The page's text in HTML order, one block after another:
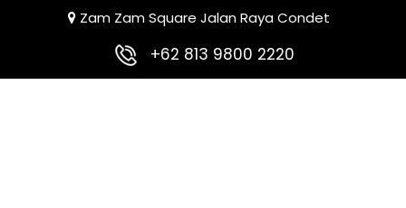
Zam Zam Square Jalan Raya Condet
+62 813 9800 2220